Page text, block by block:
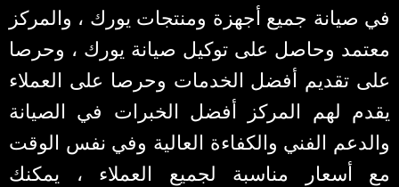
في صيانة جميع أجهزة ومنتجات يورك ، والمركز
معتمد وحاصل على توكيل صيانة يورك ، وحرصا
على تقديم أفضل الخدمات وحرصا على العملاء
يقدم لهم المركز أفضل الخبرات في الصيانة
والدعم الفني والكفاءة العالية وفي نفس الوقت
مع أسعار مناسبة لجميع العملاء ، يمكنك